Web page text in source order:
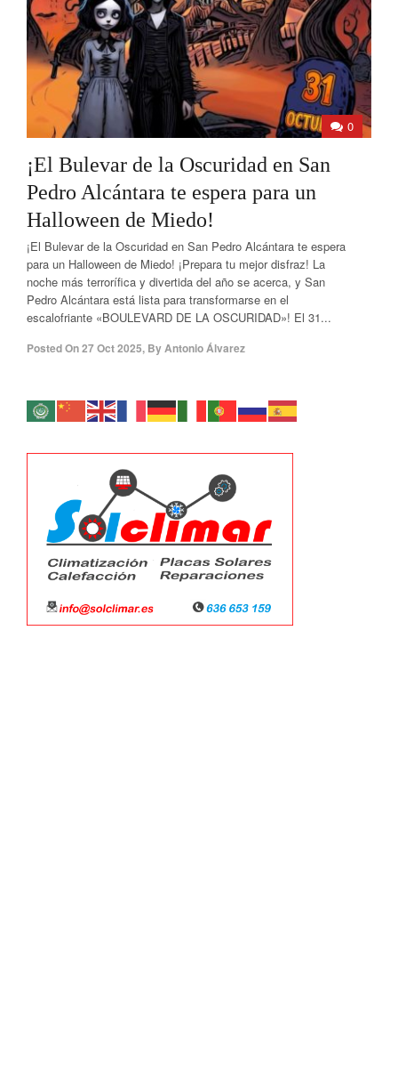
0
¡El Bulevar de la Oscuridad en San
Pedro Alcántara te espera para un
Halloween de Miedo!
¡El Bulevar de la Oscuridad en San Pedro Alcántara te espera
para un Halloween de Miedo! ¡Prepara tu mejor disfraz! La
noche más terrorífica y divertida del año se acerca, y San
Pedro Alcántara está lista para transformarse en el
escalofriante «BOULEVARD DE LA OSCURIDAD»! El 31...
Posted On27 Oct 2025, ByAntonio Álvarez